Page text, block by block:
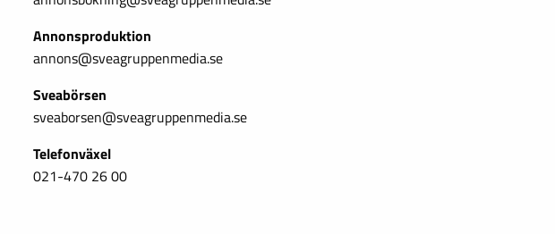
Annonsproduktion
annons@sveagruppenmedia.se
Sveabörsen
sveaborsen@sveagruppenmedia.se
Telefonväxel
021-470 26 00